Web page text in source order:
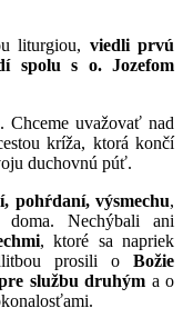
liturgiou, viedli prvú
spolu s o. Jozefom
Chceme uvažovať nad
kríža, ktorá končí
duchovnú púť.
pohŕdaní, výsmechu,
Nechýbali ani
, ktoré sa napriek
prosili o Božie
službu druhým a o